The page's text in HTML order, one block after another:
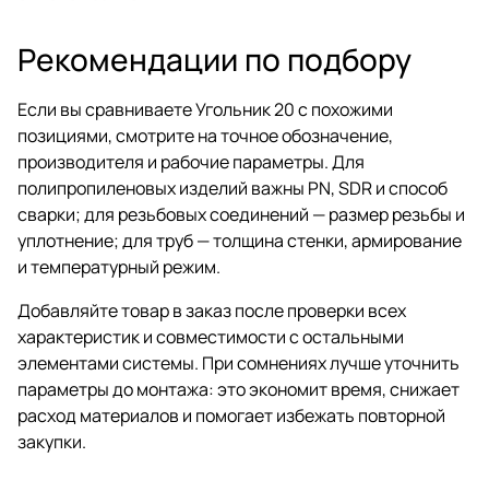
Рекомендации по подбору
Если вы сравниваете Угольник 20 с похожими
позициями, смотрите на точное обозначение,
производителя и рабочие параметры. Для
полипропиленовых изделий важны PN, SDR и способ
сварки; для резьбовых соединений — размер резьбы и
уплотнение; для труб — толщина стенки, армирование
и температурный режим.
Добавляйте товар в заказ после проверки всех
характеристик и совместимости с остальными
элементами системы. При сомнениях лучше уточнить
параметры до монтажа: это экономит время, снижает
расход материалов и помогает избежать повторной
закупки.